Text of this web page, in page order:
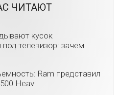
ЧИТАЮТ
кусок
телевизор: зачем...
Ram представил
Heav...